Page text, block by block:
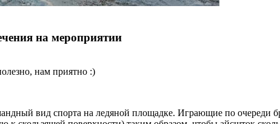
на мероприятии
нам приятно :)
вид спорта на ледяной площадке. Играющие по очереди